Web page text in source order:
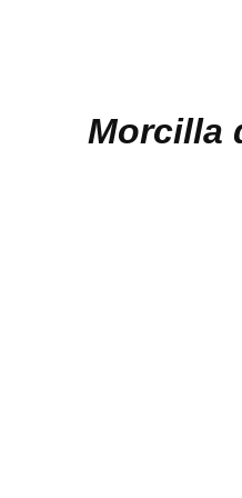
Morcilla